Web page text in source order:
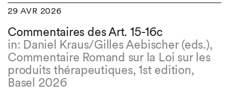
29 AVR 2026
Commentaires des Art. 15-16c
in: Daniel Kraus/Gilles Aebischer (eds.),
Commentaire Romand sur la Loi sur les
produits thérapeutiques, 1st edition,
Basel 2026